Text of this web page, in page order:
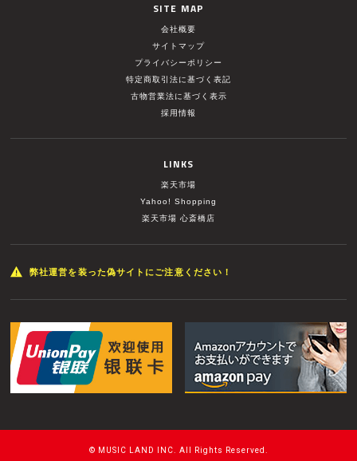
SITE MAP
会社概要
サイトマップ
プライバシーポリシー
特定商取引法に基づく表記
古物営業法に基づく表示
採用情報
LINKS
楽天市場
Yahoo! Shopping
楽天市場 心斎橋店
弊社運営を装った偽サイトにご注意ください！
© MUSIC LAND INC. All Rights Reserved.